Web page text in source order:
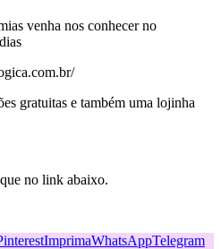
venha nos conhecer no
gratuitas e também uma lojinha
no link abaixo.
ImprimaWhatsAppTelegram